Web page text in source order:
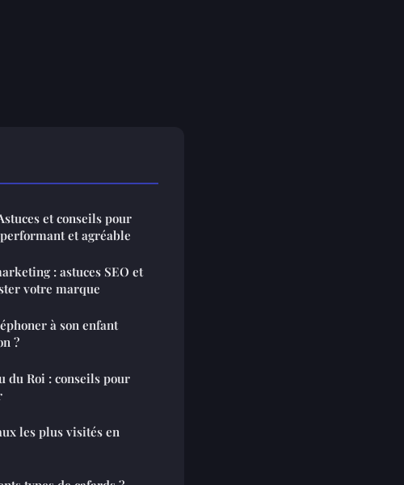
et conseils pour
et agréable
: astuces SEO et
votre marque
à son enfant
?
du Roi : conseils pour
les plus visités en